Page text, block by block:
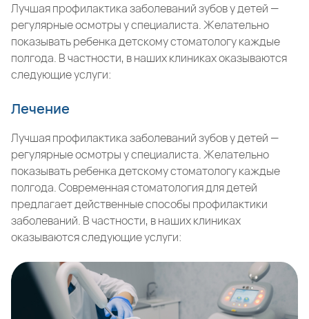
Лучшая профилактика заболеваний зубов у детей —
регулярные осмотры у специалиста. Желательно
показывать ребенка детскому стоматологу каждые
полгода. В частности, в наших клиниках оказываются
следующие услуги:
Лечение
Лучшая профилактика заболеваний зубов у детей —
регулярные осмотры у специалиста. Желательно
показывать ребенка детскому стоматологу каждые
полгода. Современная стоматология для детей
предлагает действенные способы профилактики
заболеваний. В частности, в наших клиниках
оказываются следующие услуги: